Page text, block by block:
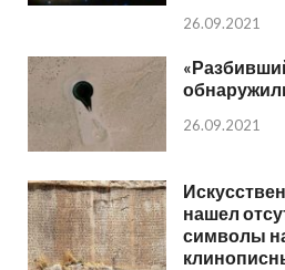
26.09.2021
26.09.2021
нашел
символы